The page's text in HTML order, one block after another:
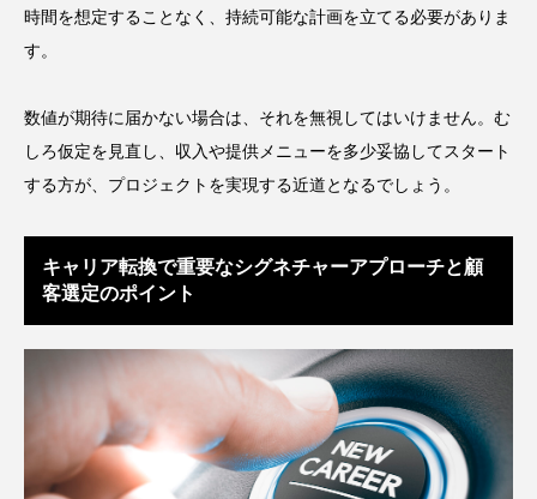
金木犀 スキンケア 金木犀 香り 効果
香り メンタルケア 香りケア
香りの重ね使い 香料 香水 レイヤリング
香水の持続 高市政権 高齢社会
髪 静電気 冬 対策
時間を想定することなく、持続可能な計画を立てる必要がありま
す。
数値が期待に届かない場合は、それを無視してはいけません。む
しろ仮定を見直し、収入や提供メニューを多少妥協してスタート
する方が、プロジェクトを実現する近道となるでしょう。
キャリア転換で重要なシグネチャーアプローチと顧
客選定のポイント